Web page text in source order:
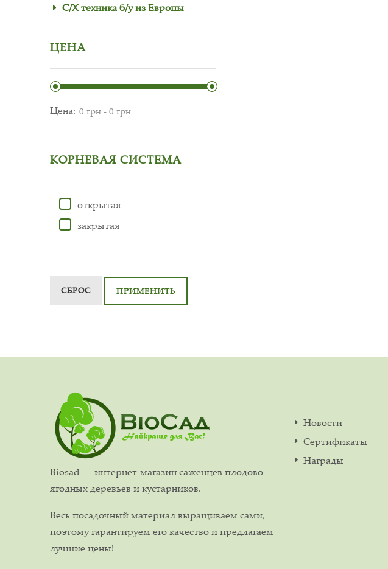
С/Х техника б/у из Европы
ЦЕНА
Цена:
КОРНЕВАЯ СИСТЕМА
открытая
закрытая
СБРОС ПРИМЕНИТЬ
Biosad — интернет-магазин саженцев плодово-
ягодных деревьев и кустарников.
Весь посадочный материал выращиваем сами,
поэтому гарантируем его качество и предлагаем
лучшие цены!
Новости
Сертификаты
Награды